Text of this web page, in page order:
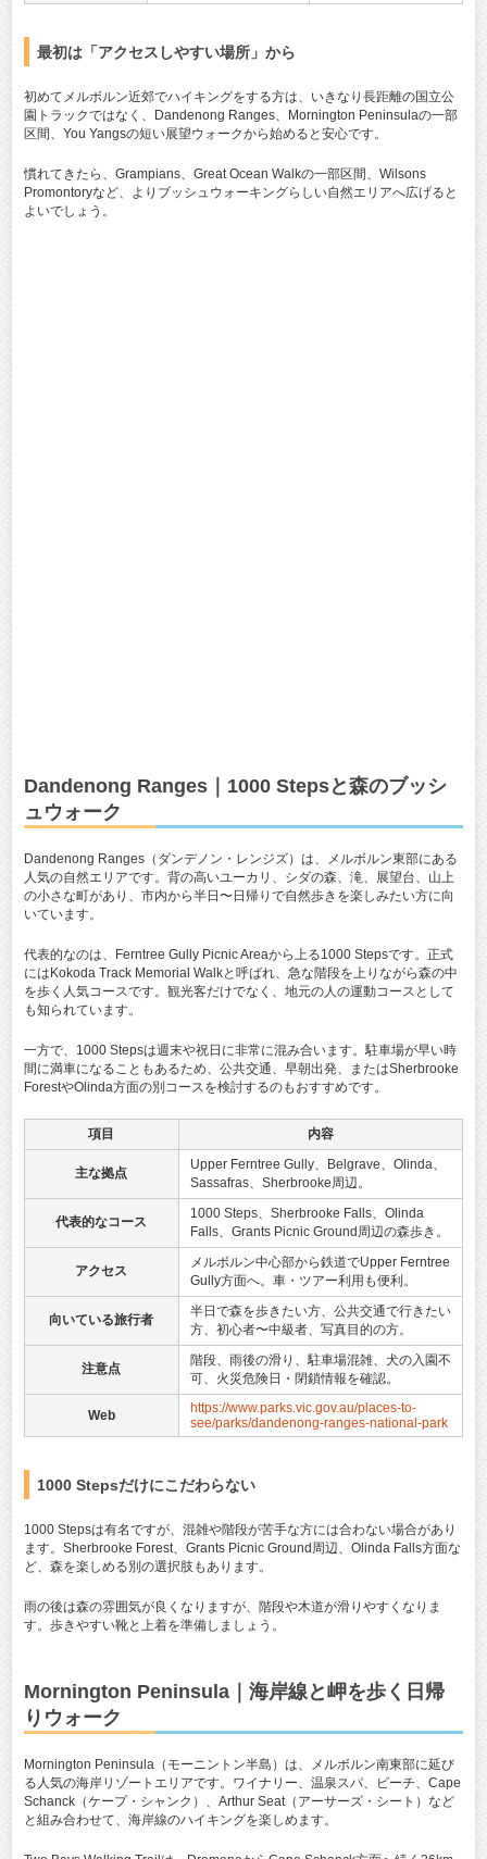
最初は「アクセスしやすい場所」から
初めてメルボルン近郊でハイキングをする方は、いきなり長距離の国立公
園トラックではなく、Dandenong Ranges、Mornington Peninsulaの一部
区間、You Yangsの短い展望ウォークから始めると安心です。
慣れてきたら、Grampians、Great Ocean Walkの一部区間、Wilsons
Promontoryなど、よりブッシュウォーキングらしい自然エリアへ広げると
よいでしょう。
Dandenong Ranges｜1000 Stepsと森のブッシ
ュウォーク
Dandenong Ranges（ダンデノン・レンジズ）は、メルボルン東部にある
人気の自然エリアです。背の高いユーカリ、シダの森、滝、展望台、山上
の小さな町があり、市内から半日〜日帰りで自然歩きを楽しみたい方に向
いています。
代表的なのは、Ferntree Gully Picnic Areaから上る1000 Stepsです。正式
にはKokoda Track Memorial Walkと呼ばれ、急な階段を上りながら森の中
を歩く人気コースです。観光客だけでなく、地元の人の運動コースとして
も知られています。
一方で、1000 Stepsは週末や祝日に非常に混み合います。駐車場が早い時
間に満車になることもあるため、公共交通、早朝出発、またはSherbrooke
ForestやOlinda方面の別コースを検討するのもおすすめです。
項目 内容
主な拠点
Upper Ferntree Gully、Belgrave、Olinda、
Sassafras、Sherbrooke周辺。
代表的なコース
1000 Steps、Sherbrooke Falls、Olinda
Falls、Grants Picnic Ground周辺の森歩き。
アクセス
メルボルン中心部から鉄道でUpper Ferntree
Gully方面へ。車・ツアー利用も便利。
向いている旅行者
半日で森を歩きたい方、公共交通で行きたい
方、初心者〜中級者、写真目的の方。
注意点
階段、雨後の滑り、駐車場混雑、犬の入園不
可、火災危険日・閉鎖情報を確認。
Web
https://www.parks.vic.gov.au/places-to-
see/parks/dandenong-ranges-national-park
1000 Stepsだけにこだわらない
1000 Stepsは有名ですが、混雑や階段が苦手な方には合わない場合があり
ます。Sherbrooke Forest、Grants Picnic Ground周辺、Olinda Falls方面な
ど、森を楽しめる別の選択肢もあります。
雨の後は森の雰囲気が良くなりますが、階段や木道が滑りやすくなりま
す。歩きやすい靴と上着を準備しましょう。
Mornington Peninsula｜海岸線と岬を歩く日帰
りウォーク
Mornington Peninsula（モーニントン半島）は、メルボルン南東部に延び
る人気の海岸リゾートエリアです。ワイナリー、温泉スパ、ビーチ、Cape
Schanck（ケープ・シャンク）、Arthur Seat（アーサーズ・シート）など
と組み合わせて、海岸線のハイキングを楽しめます。